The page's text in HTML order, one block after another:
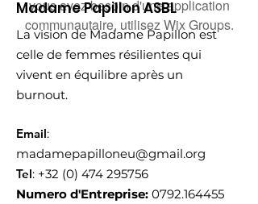
vous avez besoin d'une application
communautaire, utilisez Wix Groups.
Madame Papillon ASBL
La vision de Madame Papillon est
celle de femmes résilientes qui
vivent en équilibre après un
burnout.
Email:
madamepapilloneu@gmail.org
Tel: +32 (0) 474 295756
Numero d'Entreprise: 0792.164455